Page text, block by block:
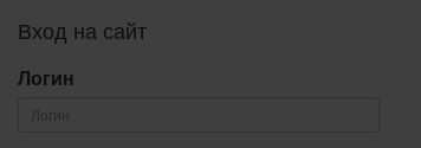
Вход на сайт
Логин